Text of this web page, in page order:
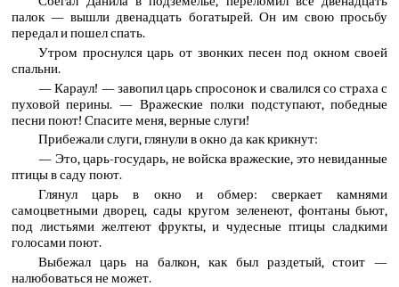
палок — вышли двенадцать богатырей. Он им свою просьбу
передал и пошел спать.
Утром проснулся царь от звонких песен под окном своей
спальни.
— Караул! — завопил царь спросонок и свалился со страха с
пуховой перины. — Вражеские полки подступают, победные
песни поют! Спасите меня, верные слуги!
Прибежали слуги, глянули в окно да как крикнут:
— Это, царь-государь, не войска вражеские, это невиданные
птицы в саду поют.
Глянул царь в окно и обмер: сверкает камнями
самоцветными дворец, сады кругом зеленеют, фонтаны бьют,
под листьями желтеют фрукты, и чудесные птицы сладкими
голосами поют.
Выбежал царь на балкон, как был раздетый, стоит —
налюбоваться не может.